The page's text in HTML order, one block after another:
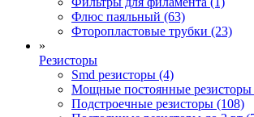
Флюс паяльный (63)
Фторопластовые трубки (23)
»
Резисторы
Smd резисторы (4)
Мощные постоянные резисторы
Подстроечные резисторы (108)